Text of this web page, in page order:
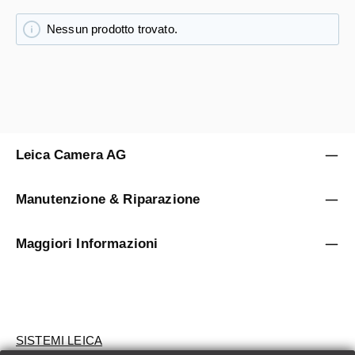
Nessun prodotto trovato.
Leica Camera AG
Manutenzione & Riparazione
Maggiori Informazioni
SISTEMI LEICA